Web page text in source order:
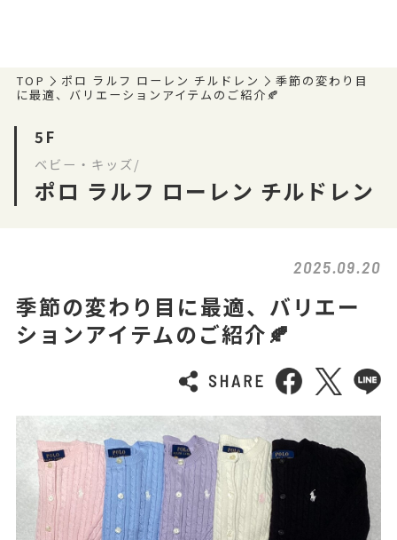
TOP ポロ ラルフ ローレン チルドレン
季節の変わり目
に最適、バリエーションアイテムのご紹介🍂
5F
ベビー・キッズ/
ポロ ラルフ ローレン チルドレン
2025.09.20
季節の変わり目に最適、バリエー
ションアイテムのご紹介🍂